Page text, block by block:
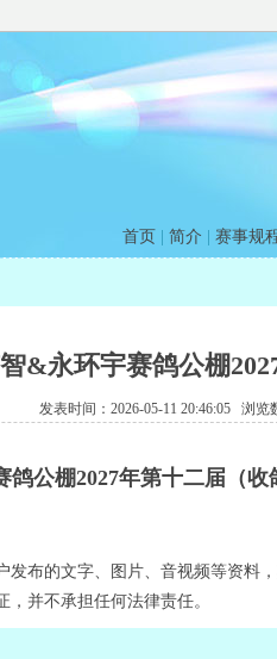
首页 简介 赛事规
&永环宇赛鸽公棚
发表时间：2026-05-11 20:46:05 浏览
鸽公棚2027年第十二届（
发布的文字、图片、音视频等资料
并不承担任何法律责任。